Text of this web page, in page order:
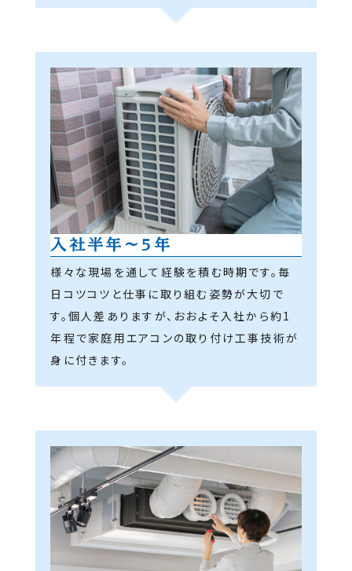
入社半年～5年
様々な現場を通して経験を積む時期です。毎
日コツコツと仕事に取り組む姿勢が大切で
す。個人差ありますが、おおよそ入社から約1
年程で家庭用エアコンの取り付け工事技術が
身に付きます。